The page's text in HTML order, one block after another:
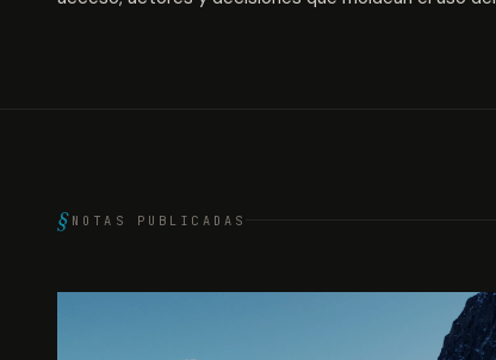
NOTAS PUBLICADAS